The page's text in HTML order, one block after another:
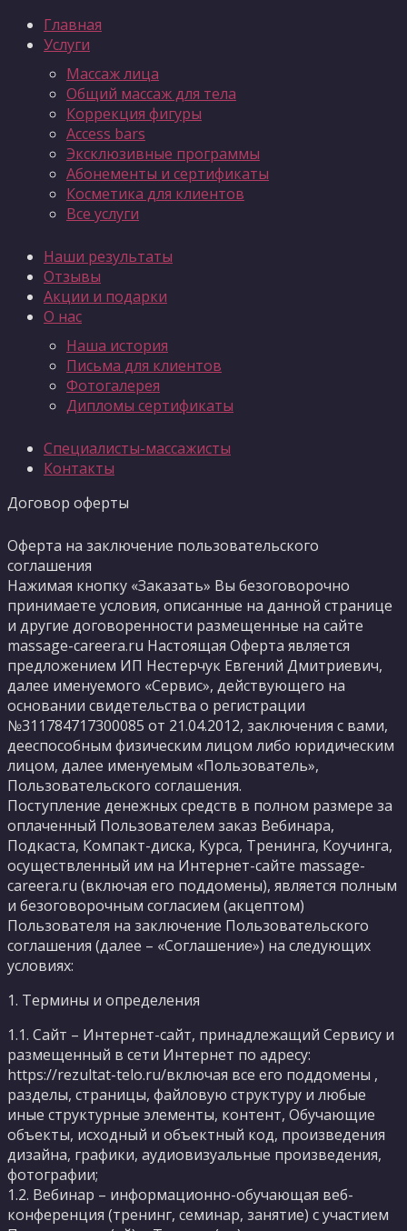
Главная
Услуги
Массаж лица
Общий массаж для тела
Коррекция фигуры
Access bars
Эксклюзивные программы
Абонементы и сертификаты
Косметика для клиентов
Все услуги
Наши результаты
Отзывы
Акции и подарки
О нас
Наша история
Письма для клиентов
Фотогалерея
Дипломы сертификаты
Специалисты-массажисты
Контакты
Договор оферты
Оферта на заключение пользовательского
соглашения
Нажимая кнопку «Заказать» Вы безоговорочно
принимаете условия, описанные на данной странице
и другие договоренности размещенные на сайте
massage-careera.ru Настоящая Оферта является
предложением ИП Нестерчук Евгений Дмитриевич,
далее именуемого «Сервис», действующего на
основании свидетельства о регистрации
№311784717300085 от 21.04.2012, заключения с вами,
дееспособным физическим лицом либо юридическим
лицом, далее именуемым «Пользователь»,
Пользовательского соглашения.
Поступление денежных средств в полном размере за
оплаченный Пользователем заказ Вебинара,
Подкаста, Компакт-диска, Курса, Тренинга, Коучинга,
осуществленный им на Интернет-сайте massage-
careera.ru (включая его поддомены), является полным
и безоговорочным согласием (акцептом)
Пользователя на заключение Пользовательского
соглашения (далее – «Соглашение») на следующих
условиях:
1. Термины и определения
1.1. Сайт – Интернет-сайт, принадлежащий Сервису и
размещенный в сети Интернет по адресу:
https://rezultat-telo.ru/включая все его поддомены ,
разделы, страницы, файловую структуру и любые
иные структурные элементы, контент, Обучающие
объекты, исходный и объектный код, произведения
дизайна, графики, аудиовизуальные произведения,
фотографии;
1.2. Вебинар – информационно-обучающая веб-
конференция (тренинг, семинар, занятие) с участием